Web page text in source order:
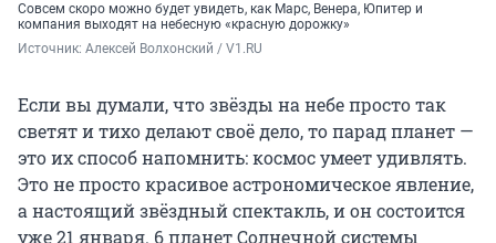
Совсем скоро можно будет увидеть, как Марс, Венера, Юпитер и
компания выходят на небесную «красную дорожку»
Источник: Алексей Волхонский / V1.RU
Если вы думали, что звёзды на небе просто так
светят и тихо делают своё дело, то парад планет —
это их способ напомнить: космос умеет удивлять.
Это не просто красивое астрономическое явление,
а настоящий звёздный спектакль, и он состоится
уже 21 января. 6 планет Солнечной системы